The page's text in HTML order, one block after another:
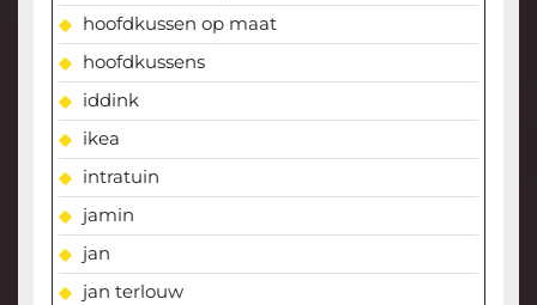
hoofdkussen op maat
hoofdkussens
iddink
ikea
intratuin
jamin
jan
jan terlouw